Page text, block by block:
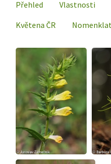
Přehled Vlastnosti
Květena ČR